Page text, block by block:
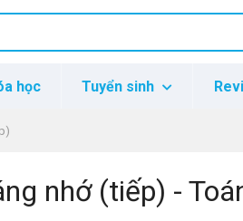
học Tuyển sinh
nhớ (tiếp) -